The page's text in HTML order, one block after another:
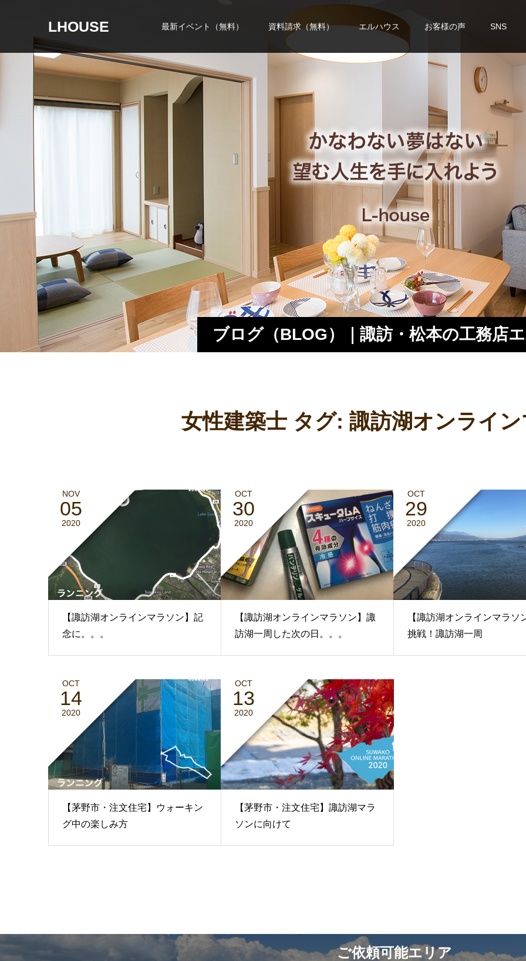
LHOUSE 最新イベント（無料） 資料請求（無料） エルハウス お客様の声 SNS
ブログ（BLOG）｜諏訪・松本の工務店
女性建築士 タグ: 諏訪湖オンライ
NOV
05
2020
【諏訪湖オンラインマラソン】記
念に。。。
OCT
30
2020
【諏訪湖オンラインマラソン】諏
訪湖一周した次の日。。。
OCT
29
2020
【諏訪湖オンラインマラソ
挑戦！諏訪湖一周
OCT
14
2020
【茅野市・注文住宅】ウォーキン
グ中の楽しみ方
OCT
13
2020
【茅野市・注文住宅】諏訪湖マラ
ソンに向けて
ご依頼可能エリア